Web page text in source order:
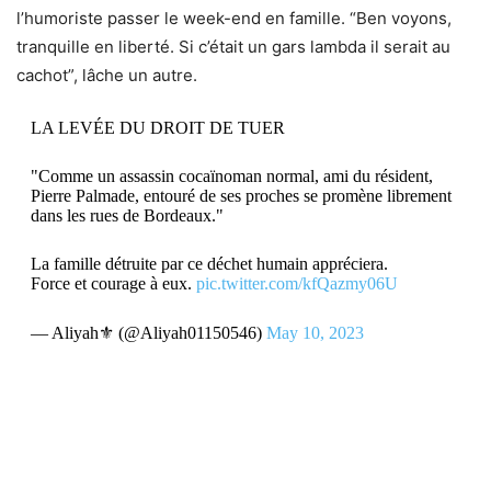
l’humoriste passer le week-end en famille. “Ben voyons,
tranquille en liberté. Si c’était un gars lambda il serait au
cachot”, lâche un autre.
LA LEVÉE DU DROIT DE TUER
"Comme un assassin cocaïnoman normal, ami du résident,
Pierre Palmade, entouré de ses proches se promène librement
dans les rues de Bordeaux."
La famille détruite par ce déchet humain appréciera.
Force et courage à eux. pic.twitter.com/kfQazmy06U
— Aliyah⚜️ (@Aliyah01150546) May 10, 2023